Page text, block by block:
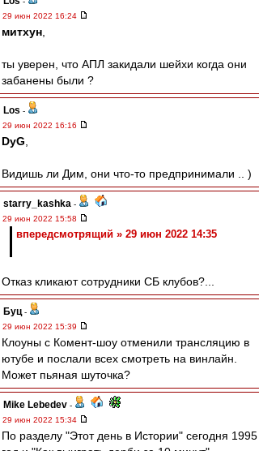
29 июн 2022 16:24
митхун
ты уверен, что АПЛ закидали шейхи когда они
забанены были ?
Los -
29 июн 2022 16:16
DyG
Видишь ли Дим, они что-то предпринимали .. )
starry_kashka -
29 июн 2022 15:58
впередсмотрящий » 29 июн 2022 14:35
Отказ кликают сотрудники СБ клубов?...
Буц -
29 июн 2022 15:39
Клоуны с Комент-шоу отменили трансляцию в
ютубе и послали всех смотреть на винлайн.
Может пьяная шуточка?
Mike Lebedev -
29 июн 2022 15:34
По разделу "Этот день в Истории" сегодня 1995